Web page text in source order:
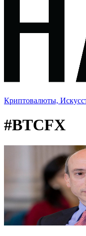
Криптовалюты,
#BTCFX